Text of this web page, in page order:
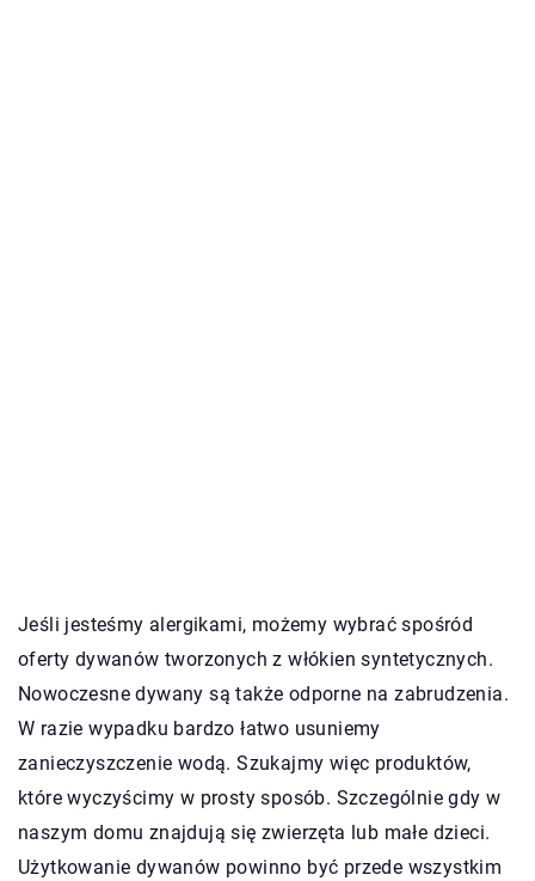
Jeśli jesteśmy alergikami, możemy wybrać spośród
oferty dywanów tworzonych z włókien syntetycznych.
Nowoczesne dywany są także odporne na zabrudzenia.
W razie wypadku bardzo łatwo usuniemy
zanieczyszczenie wodą. Szukajmy więc produktów,
które wyczyścimy w prosty sposób. Szczególnie gdy w
naszym domu znajdują się zwierzęta lub małe dzieci.
Użytkowanie dywanów powinno być przede wszystkim